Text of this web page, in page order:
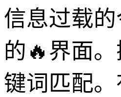
信息过载
的🔥界面
键词匹配